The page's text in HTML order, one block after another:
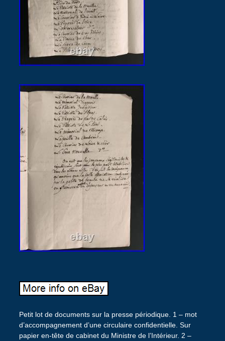
Petit lot de documents sur la presse périodique. 1 – mot
d’accompagnement d’une circulaire confidentielle. Sur
papier en-tête de cabinet du Ministre de l’Intérieur. 2 –